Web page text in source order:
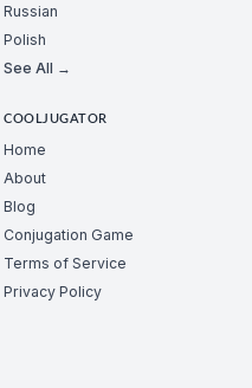
Russian
Polish
See All →
COOLJUGATOR
Home
About
Blog
Conjugation Game
Terms of Service
Privacy Policy